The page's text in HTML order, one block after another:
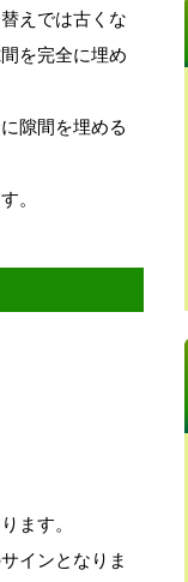
えでは古くな
を完全に埋め
隙間を埋める
。
ます。
インとなりま